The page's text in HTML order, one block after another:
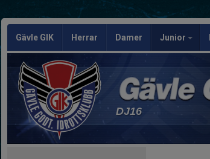
Gävle GIK Herrar Damer Junior
DJ16